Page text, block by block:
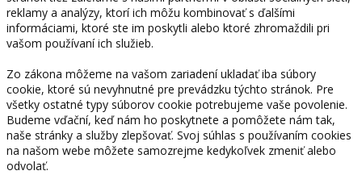
reklamy a analýzy, ktorí ich môžu kombinovať s ďalšími
informáciami, ktoré ste im poskytli alebo ktoré zhromaždili pri
vašom používaní ich služieb.
Zo zákona môžeme na vašom zariadení ukladať iba súbory
cookie, ktoré sú nevyhnutné pre prevádzku týchto stránok. Pre
všetky ostatné typy súborov cookie potrebujeme vaše povolenie.
Budeme vďační, keď nám ho poskytnete a pomôžete nám tak,
naše stránky a služby zlepšovať. Svoj súhlas s používaním cookies
na našom webe môžete samozrejme kedykoľvek zmeniť alebo
odvolať.